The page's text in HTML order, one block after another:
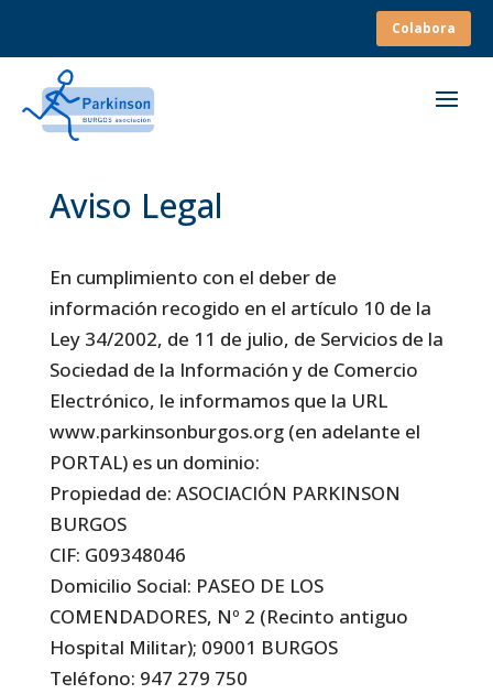
Colabora
Aviso Legal
En cumplimiento con el deber de
información recogido en el artículo 10 de la
Ley 34/2002, de 11 de julio, de Servicios de la
Sociedad de la Información y de Comercio
Electrónico, le informamos que la URL
www.parkinsonburgos.org (en adelante el
PORTAL) es un dominio:
Propiedad de: ASOCIACIÓN PARKINSON
BURGOS
CIF: G09348046
Domicilio Social: PASEO DE LOS
COMENDADORES, Nº 2 (Recinto antiguo
Hospital Militar); 09001 BURGOS
Teléfono: 947 279 750